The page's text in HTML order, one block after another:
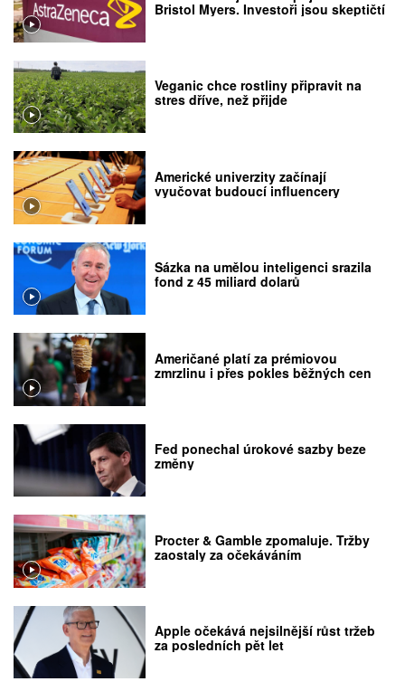
Bristol Myers. Investoři jsou skeptičtí
Veganic chce rostliny připravit na
stres dříve, než přijde
Americké univerzity začínají
vyučovat budoucí influencery
Sázka na umělou inteligenci srazila
fond z 45 miliard dolarů
Američané platí za prémiovou
zmrzlinu i přes pokles běžných cen
Fed ponechal úrokové sazby beze
změny
Procter & Gamble zpomaluje. Tržby
zaostaly za očekáváním
Apple očekává nejsilnější růst tržeb
za posledních pět let